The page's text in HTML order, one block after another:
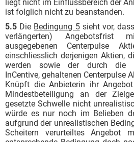
liegt nicht im Einflussbereich der
ist folglich nicht zu beanstanden.
5.5 Die Bedingung 5sieht vor,
verlängerten) Angebotsfrist
ausgegebenen Centerpulse
einschliesslich derjenigen Aktien,
werden sowie der durch die
InCentive, gehaltenen Centerpulse
Knüpft die Anbieterin ihr
Mindestbeteiligung an der
gesetzte Schwelle nicht
würde es nur noch im Belieben
aufgrund der unrealistischen
Scheitern verurteiltes Angebot